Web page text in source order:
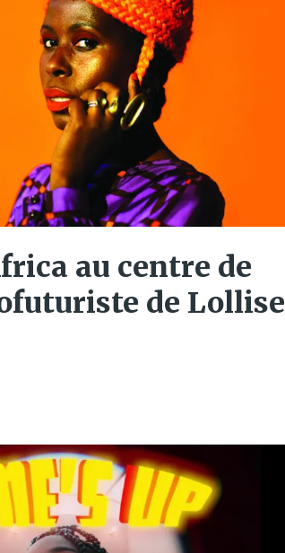
au centre de
de Lollise